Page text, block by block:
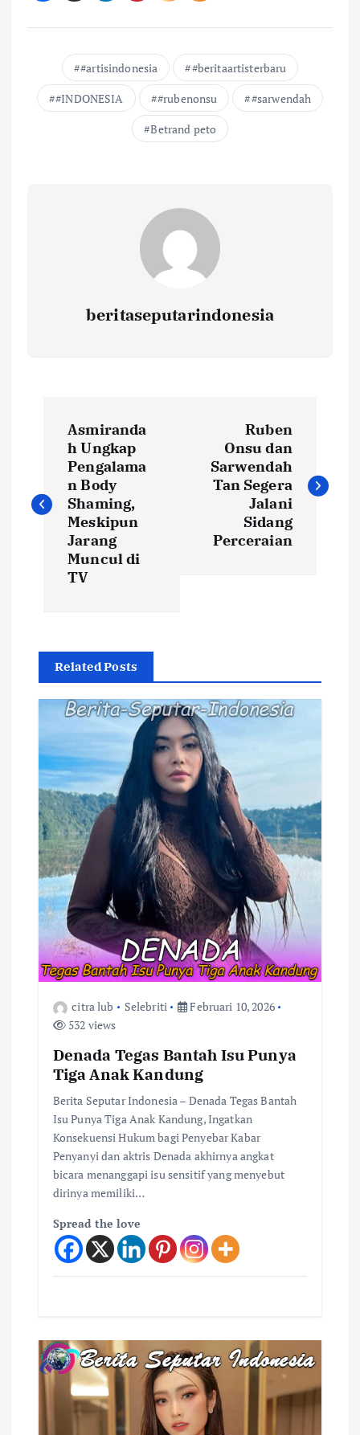
#artisindonesia
#beritaartisterbaru
#INDONESIA
#rubenonsu
#sarwendah
Betrand peto
beritaseputarindonesia
v
s
p
o
s
Asmiranda
h Ungkap
Pengalama
n Body
Shaming,
Meskipun
Jarang
Muncul di
TV
Ruben
Onsu dan
Sarwendah
Tan Segera
Jalani
Sidang
Perceraian
Related Posts
citra lub Selebriti
Februari 10, 2026
532 views
Denada Tegas Bantah Isu Punya
Tiga Anak Kandung
Berita Seputar Indonesia – Denada Tegas Bantah
Isu Punya Tiga Anak Kandung, Ingatkan
Konsekuensi Hukum bagi Penyebar Kabar
Penyanyi dan aktris Denada akhirnya angkat
bicara menanggapi isu sensitif yang menyebut
dirinya memiliki…
Spread the love